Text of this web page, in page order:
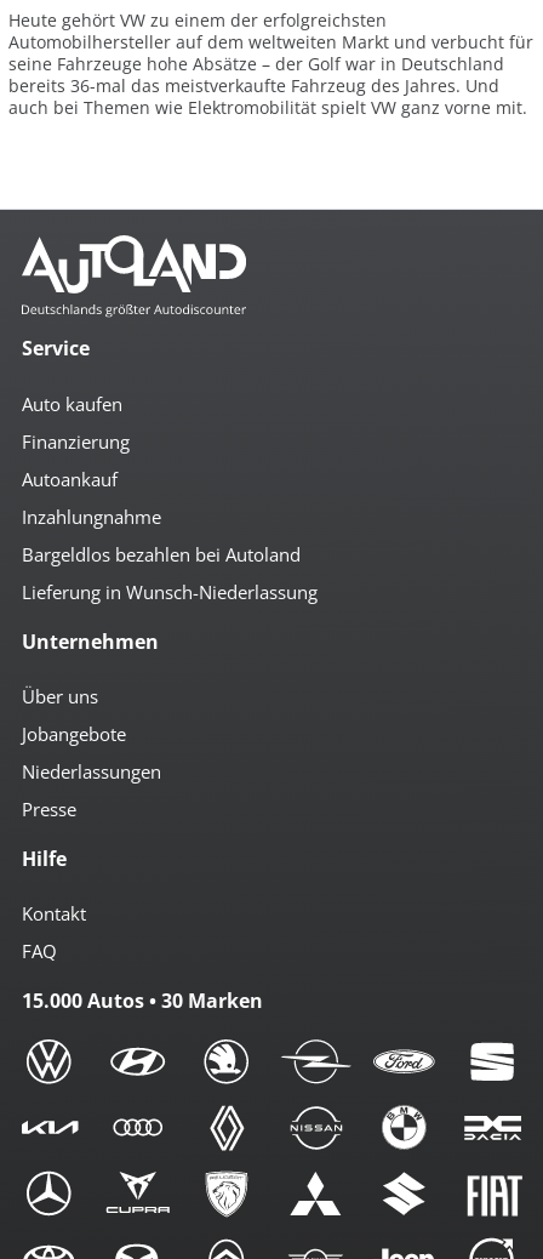
Heute gehört VW zu einem der erfolgreichsten
Automobilhersteller auf dem weltweiten Markt und verbucht für
seine Fahrzeuge hohe Absätze – der Golf war in Deutschland
bereits 36-mal das meistverkaufte Fahrzeug des Jahres. Und
auch bei Themen wie Elektromobilität spielt VW ganz vorne mit.
Service
Auto kaufen
Finanzierung
Autoankauf
Inzahlungnahme
Bargeldlos bezahlen bei Autoland
Lieferung in Wunsch-Niederlassung
Unternehmen
Über uns
Jobangebote
Niederlassungen
Presse
Hilfe
Kontakt
FAQ
15.000 Autos • 30 Marken